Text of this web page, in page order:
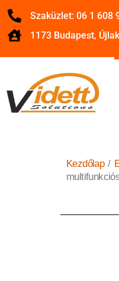
Szaküzlet: 06 1 608
1173 Budapest,
Kezdőlap/